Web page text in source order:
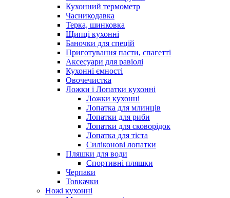
Кухонний термометр
Часникодавка
Терка, шинковка
Щипці кухонні
Баночки для спецій
Приготування пасти, спагетті
Аксесуари для равіолі
Кухонні ємності
Овочечистка
Ложки і Лопатки кухонні
Ложки кухонні
Лопатка для млинців
Лопатки для риби
Лопатки для сковорідок
Лопатка для тіста
Силіконові лопатки
Пляшки для води
Спортивні пляшки
Черпаки
Товкачки
Ножі кухонні